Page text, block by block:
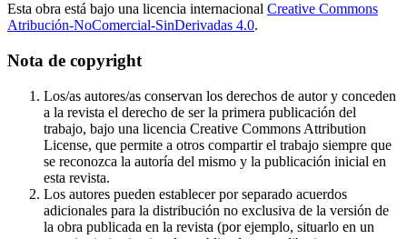
Esta obra está bajo una licencia internacional Creative Commons
Atribución-NoComercial-SinDerivadas 4.0.
Nota de copyright
Los/as autores/as conservan los derechos de autor y conceden
a la revista el derecho de ser la primera publicación del
trabajo, bajo una licencia Creative Commons Attribution
License, que permite a otros compartir el trabajo siempre que
se reconozca la autoría del mismo y la publicación inicial en
esta revista.
Los autores pueden establecer por separado acuerdos
adicionales para la distribución no exclusiva de la versión de
la obra publicada en la revista (por ejemplo, situarlo en un